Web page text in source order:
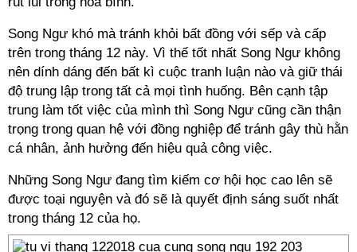
Song Ngư khó mà tránh khỏi bất đồng với sếp và cấp
trên trong tháng 12 này. Vì thế tốt nhất Song Ngư không
nên dính dáng đến bất kì cuộc tranh luận nào và giữ thái
độ trung lập trong tất cả mọi tình huống. Bên cạnh tập
trung làm tốt việc của mình thì Song Ngư cũng cần thận
trọng trong quan hệ với đồng nghiệp để tránh gây thù hằn
cá nhân, ảnh hưởng đến hiệu quả công việc.
Những Song Ngư đang tìm kiếm cơ hội học cao lên sẽ
được toại nguyện và đó sẽ là quyết định sáng suốt nhất
trong tháng 12 của họ.